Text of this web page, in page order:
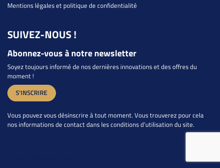
Mentions légales et politique de confidentialité
SUIVEZ-NOUS !
Abonnez-vous à notre newsletter
Soyez toujours informé de nos dernières innovations et des offres du
moment !
S'INSCRIRE
Vous pouvez vous désinscrire à tout moment. Vous trouverez pour cela
nos informations de contact dans les conditions d'utilisation du site.